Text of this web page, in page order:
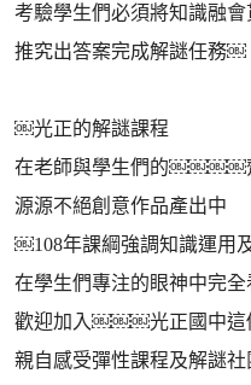
考驗學生們必須將知識融會
推究出答案完成解謎任務￼
￼光正的解謎課程
在老師與學生們的￼￼￼￼
源源不絕創意作品產出中
￼108年課綱強調知識運用
在學生們專注的眼神中完
歡迎加入￼￼￼光正國中這
親自感受彈性課程及解謎